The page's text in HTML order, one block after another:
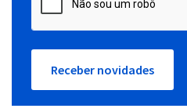
Receber novidades